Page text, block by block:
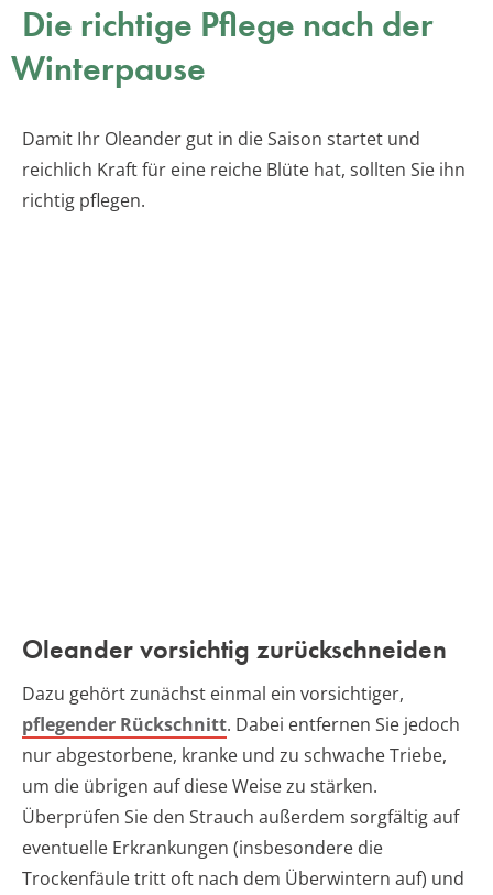
Die richtige Pflege nach der
Winterpause
Damit Ihr Oleander gut in die Saison startet und
reichlich Kraft für eine reiche Blüte hat, sollten Sie ihn
richtig pflegen.
Oleander vorsichtig zurückschneiden
Dazu gehört zunächst einmal ein vorsichtiger,
pflegender Rückschnitt. Dabei entfernen Sie jedoch
nur abgestorbene, kranke und zu schwache Triebe,
um die übrigen auf diese Weise zu stärken.
Überprüfen Sie den Strauch außerdem sorgfältig auf
eventuelle Erkrankungen (insbesondere die
Trockenfäule tritt oft nach dem Überwintern auf) und